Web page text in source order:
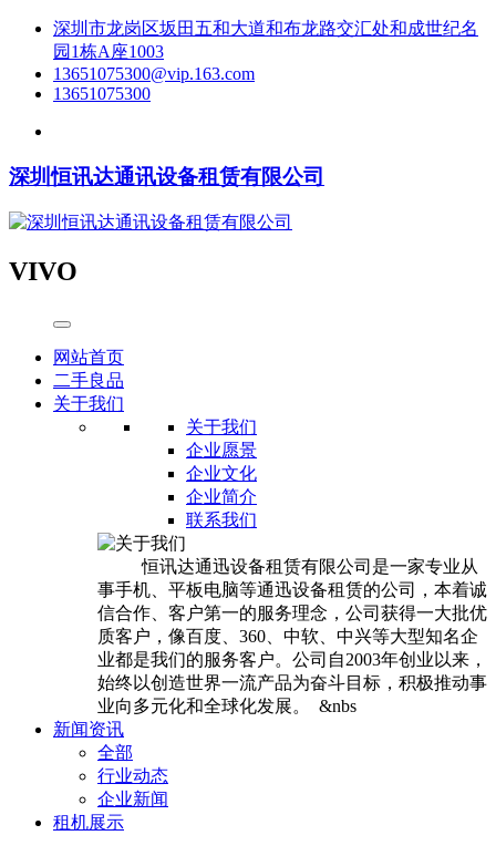
深圳市龙岗区坂田五和大道和布龙路交汇处和成世纪名
园1栋A座1003
13651075300@vip.163.com
13651075300
深圳恒讯达通讯设备租赁有限公司
VIVO
网站首页
二手良品
关于我们
关于我们
企业愿景
企业文化
企业简介
联系我们
恒讯达通迅设备租赁有限公司是一家专业从
事手机、平板电脑等通迅设备租赁的公司，本着诚
信合作、客户第一的服务理念，公司获得一大批优
质客户，像百度、360、中软、中兴等大型知名企
业都是我们的服务客户。公司自2003年创业以来，
始终以创造世界一流产品为奋斗目标，积极推动事
业向多元化和全球化发展。 &nbs
新闻资讯
全部
行业动态
企业新闻
租机展示